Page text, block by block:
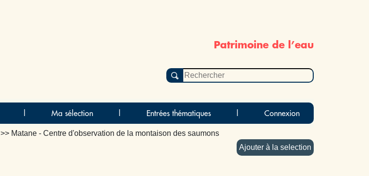
Patrimoine de l’eau
Ma sélection Entrées thématiques Connexion
>> Matane - Centre d'observation de la montaison des saumons
Ajouter à la selection